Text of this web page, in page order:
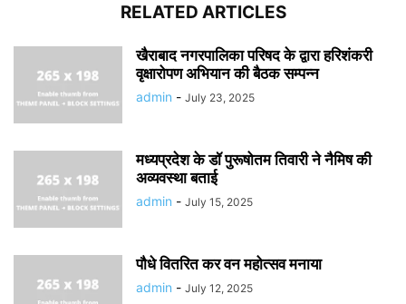
RELATED ARTICLES
खैराबाद नगरपालिका परिषद के द्वारा हरिशंकरी
वृक्षारोपण अभियान की बैठक सम्पन्न
admin - July 23, 2025
मध्यप्रदेश के डॉ पुरूषोतम तिवारी ने नैमिष की
अव्यवस्था बताई
admin - July 15, 2025
पौधे वितरित कर वन महोत्सव मनाया
admin - July 12, 2025